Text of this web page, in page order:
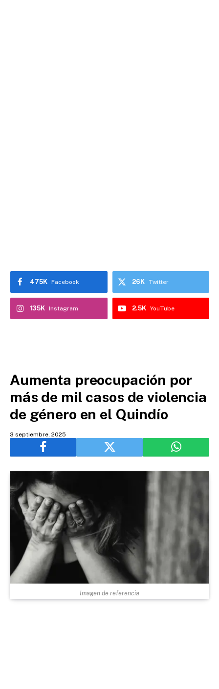
Facebook
475K Twitter
26K
Instagram
135K YouTube
2.5K
Aumenta preocupación por
más de mil casos de violencia
de género en el Quindío
3 septiembre, 2025
Imagen de referencia